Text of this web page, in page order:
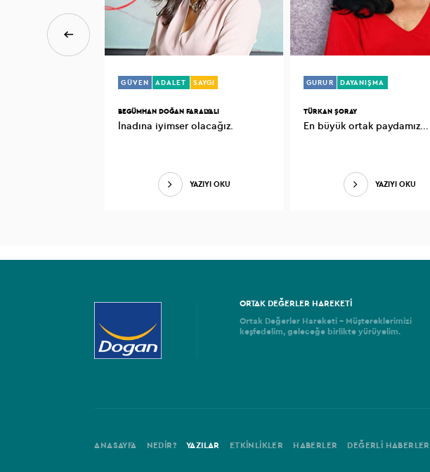
GÜVEN ADALET SAYGI
BEGÜMHAN DOĞAN FARALYALI
İnadına iyimser olacağız.
YAZIYI OKU
GURUR DAYANIŞMA
TÜRKAN ŞORAY
En büyük ortak paydamız...
YAZIYI OKU
ORTAK DEĞERLER HAREKETİ
Ortak Değerler Hareketi - Müştereklerimizi
keşfedelim, geleceğe birlikte yürüyelim.
ANASAYFA NEDİR? YAZILAR ETKİNLİKLER HABERLER DEĞERLİ HABERLER